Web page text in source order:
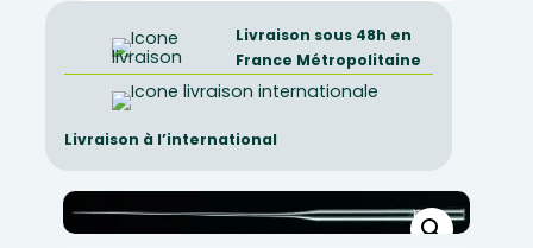
Livraison sous 48h en
France Métropolitaine
Livraison à l’international